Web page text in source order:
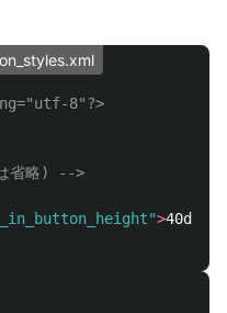
8"?>
省略) -->
>40dp